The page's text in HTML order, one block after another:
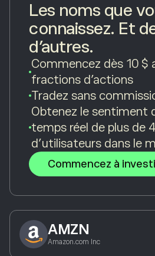
Les noms que
connaissez. Et
d’autres.
Commencez dès 10 $
fractions d’actions
Tradez sans
Obtenez le sentiment
temps réel de plus de
d’utilisateurs dans le
Commencez à
AMZN
Amazon.com Inc